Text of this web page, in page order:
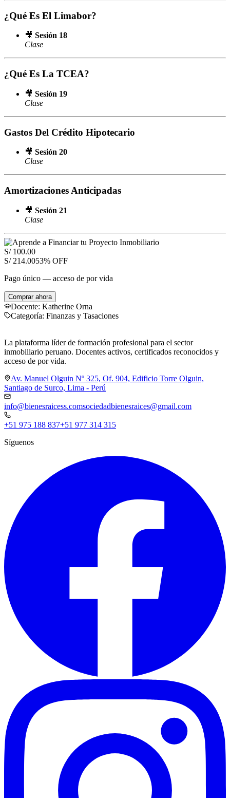
¿Qué Es El Limabor?
🎥 Sesión 18
Clase
¿Qué Es La TCEA?
🎥 Sesión 19
Clase
Gastos Del Crédito Hipotecario
🎥 Sesión 20
Clase
Amortizaciones Anticipadas
🎥 Sesión 21
Clase
S/ 100.00
S/ 214.0053% OFF
Pago único — acceso de por vida
Comprar ahora
Docente: Katherine Orna
Categoría: Finanzas y Tasaciones
La plataforma líder de formación profesional para el sector
inmobiliario peruano. Docentes activos, certificados reconocidos y
acceso de por vida.
Av. Manuel Olguin Nº 325, Of. 904, Edificio Torre Olguin,
Santiago de Surco, Lima - Perú
info@bienesraicess.comsociedadbienesraices@gmail.com
+51 975 188 837+51 977 314 315
Síguenos